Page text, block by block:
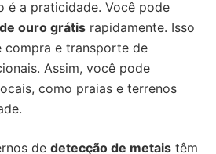
é a praticidade. Você pode
ouro grátis rapidamente. Isso
compra e transporte de
Assim, você pode
como praias e terrenos
de detecção de metais têm